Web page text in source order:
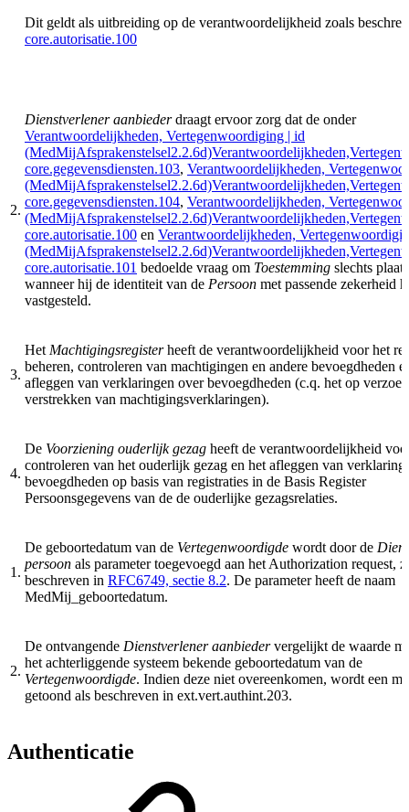
Dit geldt als uitbreiding op de verantwoordelijkheid zoals
core.autorisatie.100
2.
Dienstverlener aanbiederdraagt ervoor zorg dat de onder
Verantwoordelijkheden, Vertegenwoordiging | id
core.gegevensdiensten.103, Verantwoordelijkheden,
core.gegevensdiensten.104, Verantwoordelijkheden,
core.autorisatie.100 en Verantwoordelijkheden,
core.autorisatie.101 bedoelde vraag om Toestemming slechts
wanneer hij de identiteit van de Persoon met passende zekerheid
vastgesteld.
3.
Het Machtigingsregisterheeft de verantwoordelijkheid voor het
beheren, controleren van machtigingen en andere bevoegdheden
afleggen van verklaringen over bevoegdheden (c.q. het op verzoek
verstrekken van machtigingsverklaringen).
4.
De Voorziening ouderlijk gezag heeft de verantwoordelijkheid
controleren van het ouderlijk gezag en het afleggen van
bevoegdheden op basis van registraties in de Basis Register
Persoonsgegevens van de de ouderlijke gezagsrelaties.
1.
De geboortedatum van de Vertegenwoordigde wordt door de
persoon als parameter toegevoegd aan het Authorization request,
beschreven in RFC6749, sectie 8.2. De parameter heeft de naam
MedMij_geboortedatum.
2.
De ontvangende Dienstverlener aanbiedervergelijkt de waarde
het achterliggende systeem bekende geboortedatum van de
Vertegenwoordigde. Indien deze niet overeenkomen, wordt een
getoond als beschreven in ext.vert.authint.203.
Authenticatie